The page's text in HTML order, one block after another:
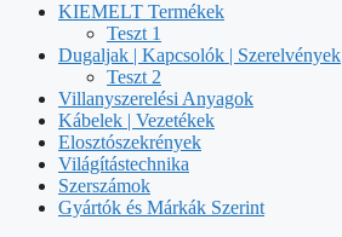
KIEMELT Termékek
Teszt 1
Dugaljak | Kapcsolók | Szerelvények
Teszt 2
Villanyszerelési Anyagok
Kábelek | Vezetékek
Elosztószekrények
Világítástechnika
Szerszámok
Gyártók és Márkák Szerint